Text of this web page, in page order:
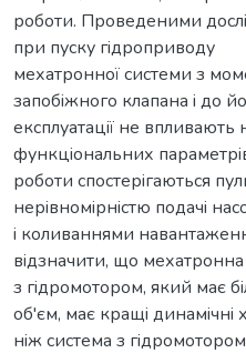
роботи. Проведеними
при пуску гiдроприводу
мехатронної системи з
запобiжного клапана i до
експлуатацiї не впливають
функцiональних
роботи спостерiгаються
нерiвномiрнiстю подачi
i коливаннями
вiдзначити, що мехатронна
з гiдромотором, який має
об'єм, має кращi динамiчнi
нiж система з